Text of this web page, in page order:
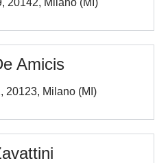
Amicis
20123, Milano (MI)